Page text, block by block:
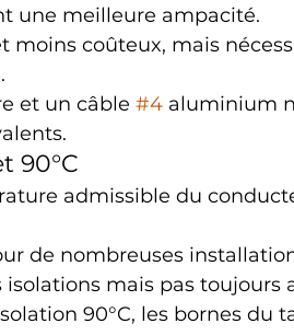
une meilleure ampacité.
moins coûteux, mais
et un câble #4 aluminium
90°C
admissible du
de nombreuses
mais pas toujours
90°C, les bornes du